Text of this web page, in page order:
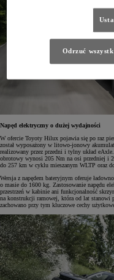
Napęd elektryczny o dużej wydajności
W ofercie Toyoty Hilux pojawia się po raz
został wyposażony w litowo-jonowy
realizowany przez przedni i tylny układ
obrotowy wynosi 205 Nm na osi przedniej i
do 257 km w cyklu mieszanym WLTP oraz
Wersja z napędem bateryjnym oferuje
o masie do 1600 kg. Zastosowanie napędu
przestrzeń w kabinie ani funkcjonalność
na konstrukcji ramowej, która od lat stanowi
zachowano przy tym kluczowe cechy
Odrzuć